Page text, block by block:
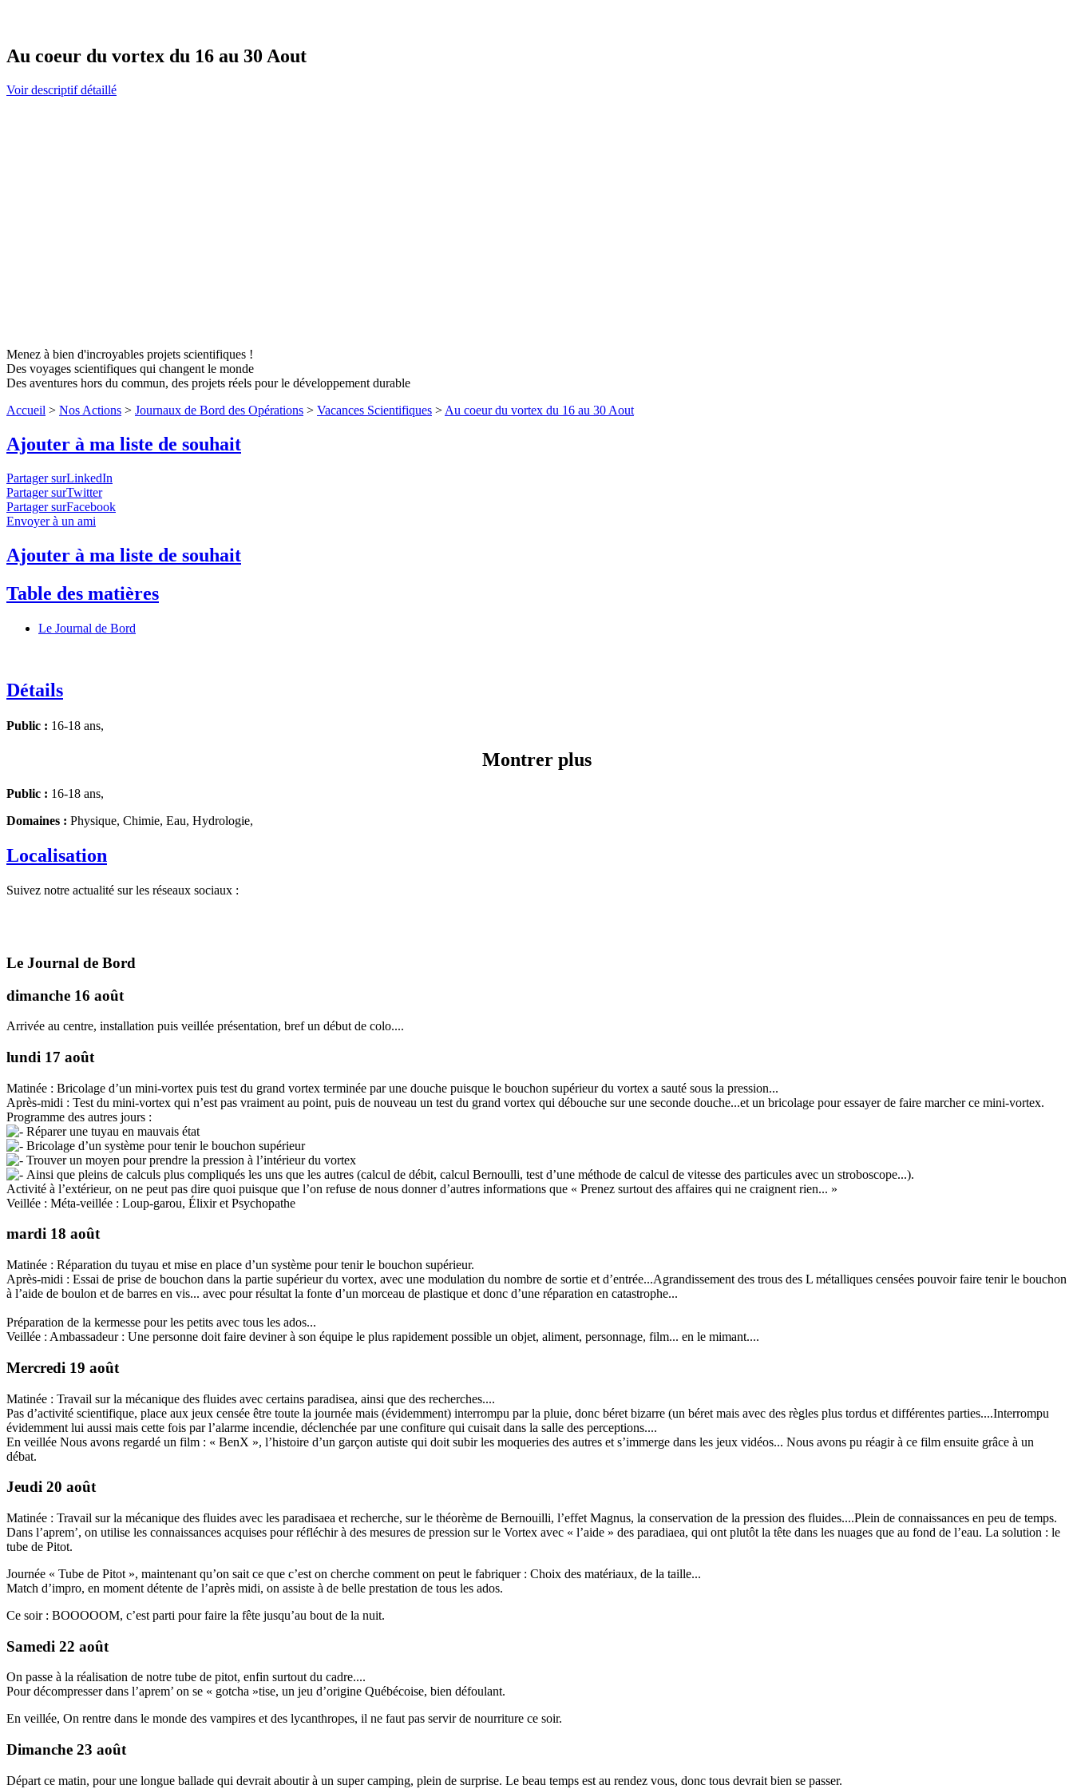
Au coeur du vortex du 16 au 30 Aout
Voir descriptif détaillé
Menez à bien d'incroyables projets scientifiques !
Des voyages scientifiques qui changent le monde
Des aventures hors du commun, des projets réels pour le développement durable
Accueil > Nos Actions > Journaux de Bord des Opérations > Vacances Scientifiques > Au coeur du vortex du 16 au 30 Aout
Ajouter à ma liste de souhait
Partager surLinkedIn
Partager surTwitter
Partager surFacebook
Envoyer à un ami
Ajouter à ma liste de souhait
Table des matières
Le Journal de Bord
Détails
Public : 16-18 ans,
Montrer plus
Public : 16-18 ans,
Domaines : Physique, Chimie, Eau, Hydrologie,
Localisation
Suivez notre actualité sur les réseaux sociaux :
Le Journal de Bord
dimanche 16 août
Arrivée au centre, installation puis veillée présentation, bref un début de colo....
lundi 17 août
Matinée : Bricolage d’un mini-vortex puis test du grand vortex terminée par une douche puisque le bouchon supérieur du vortex a sauté sous la pression...
Après-midi : Test du mini-vortex qui n’est pas vraiment au point, puis de nouveau un test du grand vortex qui débouche sur une seconde douche...et un bricolage pour essayer de faire marcher ce mini-vortex.
Programme des autres jours :
Réparer une tuyau en mauvais état
Bricolage d’un système pour tenir le bouchon supérieur
Trouver un moyen pour prendre la pression à l’intérieur du vortex
Ainsi que pleins de calculs plus compliqués les uns que les autres (calcul de débit, calcul Bernoulli, test d’une méthode de calcul de vitesse des particules avec un stroboscope...).
Activité à l’extérieur, on ne peut pas dire quoi puisque que l’on refuse de nous donner d’autres informations que « Prenez surtout des affaires qui ne craignent rien... »
Veillée : Méta-veillée : Loup-garou, Élixir et Psychopathe
mardi 18 août
Matinée : Réparation du tuyau et mise en place d’un système pour tenir le bouchon supérieur.
Après-midi : Essai de prise de bouchon dans la partie supérieur du vortex, avec une modulation du nombre de sortie et d’entrée...Agrandissement des trous des L métalliques censées pouvoir faire tenir le bouchon
à l’aide de boulon et de barres en vis... avec pour résultat la fonte d’un morceau de plastique et donc d’une réparation en catastrophe...
Préparation de la kermesse pour les petits avec tous les ados...
Veillée : Ambassadeur : Une personne doit faire deviner à son équipe le plus rapidement possible un objet, aliment, personnage, film... en le mimant....
Mercredi 19 août
Matinée : Travail sur la mécanique des fluides avec certains paradisea, ainsi que des recherches....
Pas d’activité scientifique, place aux jeux censée être toute la journée mais (évidemment) interrompu par la pluie, donc béret bizarre (un béret mais avec des règles plus tordus et différentes parties....Interrompu
évidemment lui aussi mais cette fois par l’alarme incendie, déclenchée par une confiture qui cuisait dans la salle des perceptions....
En veillée Nous avons regardé un film : « BenX », l’histoire d’un garçon autiste qui doit subir les moqueries des autres et s’immerge dans les jeux vidéos... Nous avons pu réagir à ce film ensuite grâce à un
débat.
Jeudi 20 août
Matinée : Travail sur la mécanique des fluides avec les paradisaea et recherche, sur le théorème de Bernouilli, l’effet Magnus, la conservation de la pression des fluides....Plein de connaissances en peu de temps.
Dans l’aprem’, on utilise les connaissances acquises pour réfléchir à des mesures de pression sur le Vortex avec « l’aide » des paradiaea, qui ont plutôt la tête dans les nuages que au fond de l’eau. La solution : le
tube de Pitot.
Journée « Tube de Pitot », maintenant qu’on sait ce que c’est on cherche comment on peut le fabriquer : Choix des matériaux, de la taille...
Match d’impro, en moment détente de l’après midi, on assiste à de belle prestation de tous les ados.
Ce soir : BOOOOOM, c’est parti pour faire la fête jusqu’au bout de la nuit.
Samedi 22 août
On passe à la réalisation de notre tube de pitot, enfin surtout du cadre....
Pour décompresser dans l’aprem’ on se « gotcha »tise, un jeu d’origine Québécoise, bien défoulant.
En veillée, On rentre dans le monde des vampires et des lycanthropes, il ne faut pas servir de nourriture ce soir.
Dimanche 23 août
Départ ce matin, pour une longue ballade qui devrait aboutir à un super camping, plein de surprise. Le beau temps est au rendez vous, donc tous devrait bien se passer.